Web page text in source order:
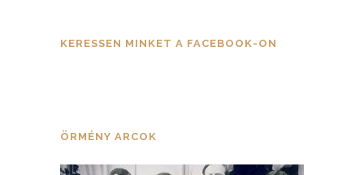
KERESSEN MINKET A FACEBOOK-ON
ÖRMÉNY ARCOK